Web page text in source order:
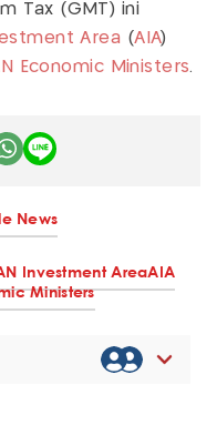
Tax (GMT) ini
Area (AIA)
Economic Ministers.
News
Investment AreaAIA
Ministers